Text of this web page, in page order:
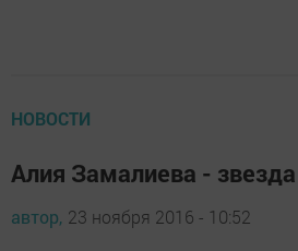
НОВОСТИ
Алия Замалиева -
автор, 23 ноября 2016 - 10:52